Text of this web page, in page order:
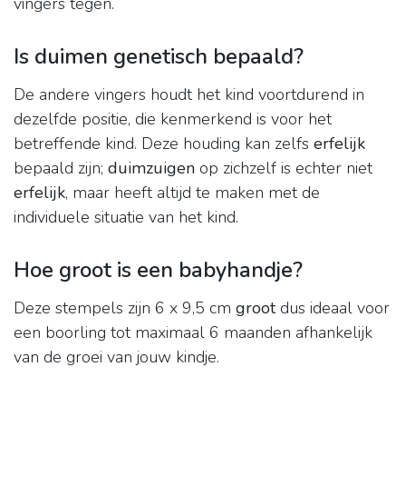
Is duimen genetisch bepaald?
De andere vingers houdt het kind voortdurend in
dezelfde positie, die kenmerkend is voor het
betreffende kind. Deze houding kan zelfs erfelijk
bepaald zijn; duimzuigen op zichzelf is echter niet
erfelijk, maar heeft altijd te maken met de
individuele situatie van het kind.
Hoe groot is een babyhandje?
Deze stempels zijn 6 x 9,5 cm grootdus ideaal voor
een boorling tot maximaal 6 maanden afhankelijk
van de groei van jouw kindje.